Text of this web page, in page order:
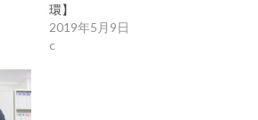
環】
2019年5月9日
c